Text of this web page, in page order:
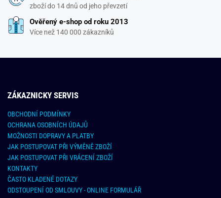
zboží do 14 dnů od jeho převzetí
Ověřený e-shop od roku 2013
Více než 140 000 zákazníků
ZÁKAZNICKY SERVIS
OBCHODNÍ PODMÍNKY
OCHRANA OSOBNÍCH ÚDAJŮ
MOŽNOSTI DOPRAVY A PLATBY
JAK POSTUPOVAT PŘI VÝMĚNĚ ZBOŽÍ
JAK POSTUPOVAT PŘI VRÁCENÍ ZBOŽÍ
KONTAKTY
ČASTO KLADENÉ DOTAZY
ODSTOUPENÍ OD SMLOUVY - ONLINE FORMULÁŘ